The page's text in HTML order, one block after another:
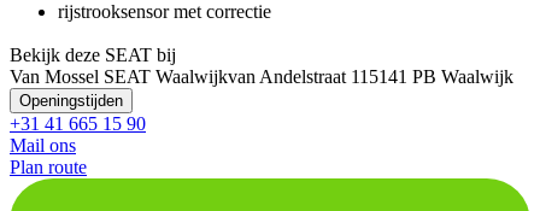
rijstrooksensor met correctie
Bekijk deze SEAT bij
Van Mossel SEAT Waalwijkvan Andelstraat 11 5141 PB Waalwijk
Openingstijden
+31 41 665 15 90
Mail ons
Plan route